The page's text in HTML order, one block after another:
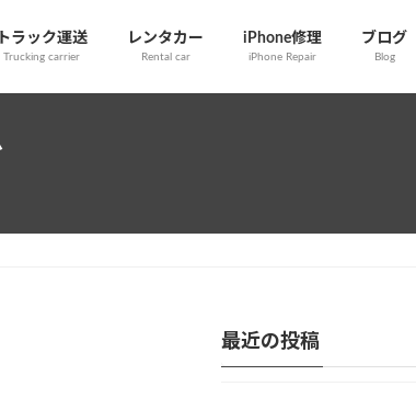
トラック運送
Trucking carrier
レンタカー
Rental car
iPhone修理
iPhone Repair
ブログ
Blog
最近の投稿